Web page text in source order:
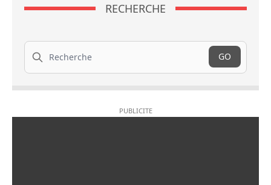
RECHERCHE
Recherche
GO